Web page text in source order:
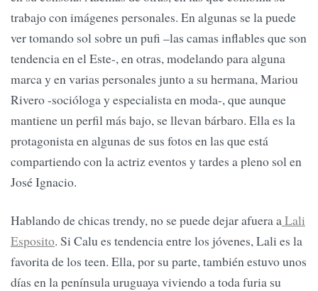
trabajo con imágenes personales. En algunas se la puede
ver tomando sol sobre un pufi –las camas inflables que son
tendencia en el Este-, en otras, modelando para alguna
marca y en varias personales junto a su hermana, Mariou
Rivero -socióloga y especialista en moda-, que aunque
mantiene un perfil más bajo, se llevan bárbaro. Ella es la
protagonista en algunas de sus fotos en las que está
compartiendo con la actriz eventos y tardes a pleno sol en
José Ignacio.
Hablando de chicas trendy, no se puede dejar afuera aLali
Esposito. Si Calu es tendencia entre los jóvenes, Lali es la
favorita de los teen. Ella, por su parte, también estuvo unos
días en la península uruguaya viviendo a toda furia su